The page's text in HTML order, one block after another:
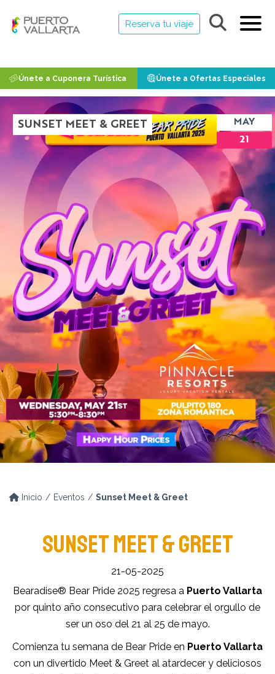
Reserva tu viaje
Únete a Cuponera Turística Únete a Ofertas Especiales
SUNSET MEET & GREET
MAY
21
Inicio Eventos Sunset Meet & Greet
SUNSET MEET & GREET
21-05-2025
Bearadise® Bear Pride 2025 regresa a Puerto Vallarta
por quinto año consecutivo para celebrar el orgullo de
ser un oso del 21 al 25 de mayo.
Comienza tu semana de Bear Pride en Puerto Vallarta
con un divertido Meet & Greet al atardecer y deliciosos